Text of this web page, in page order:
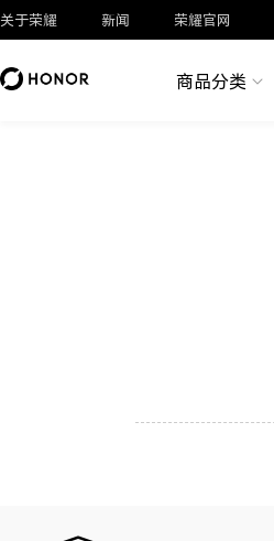
关于荣耀 新闻 荣耀官网
商品分类